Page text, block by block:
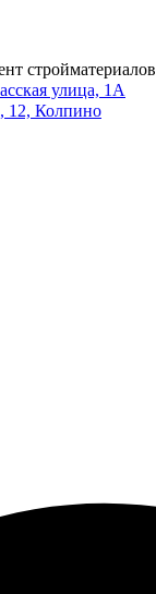
стройматериалов
улица, 1А
12, Колпино